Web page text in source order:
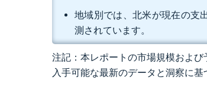
地域別では、北米が現在の支
測されています。
注記：本レポートの市場規模およ
入手可能な最新のデータと洞察に基